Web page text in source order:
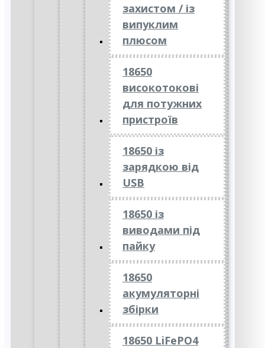
захистом / із
випуклим
плюсом
18650
високотокові
для потужних
пристроїв
18650 із
зарядкою від
USB
18650 із
виводами під
пайку
18650
акумуляторні
збірки
18650 LiFePO4